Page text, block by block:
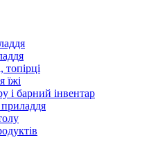
їжі
і барний інвентар